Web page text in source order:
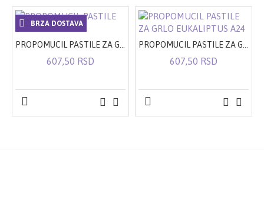
BRZA DOSTAVA
PROPOMUCIL PASTILE ZA GRLO A24
607,50 RSD
PROPOMUCIL PASTILE ZA GRLO EUKALIPTUS A24
607,50 RSD